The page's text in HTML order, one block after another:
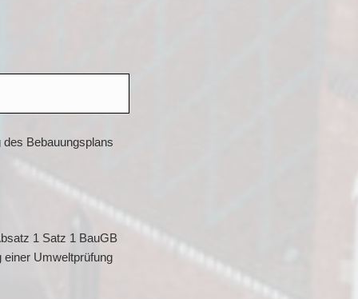
Bebauungsplans
1 Satz 1 BauGB
einer Umweltprüfung